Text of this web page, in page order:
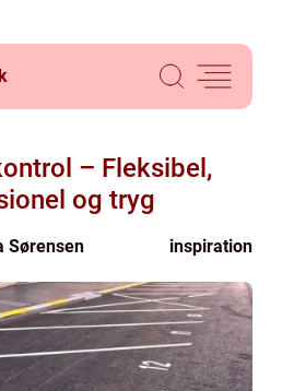
– Fleksibel,
og tryg
Sørensen inspiration